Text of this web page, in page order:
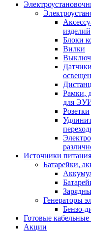
изделий
Блоки
Вилки
Рамки,
для
Розетки
Источники
Батарейки,
Генераторы
Бензо-
Готовые
Акции